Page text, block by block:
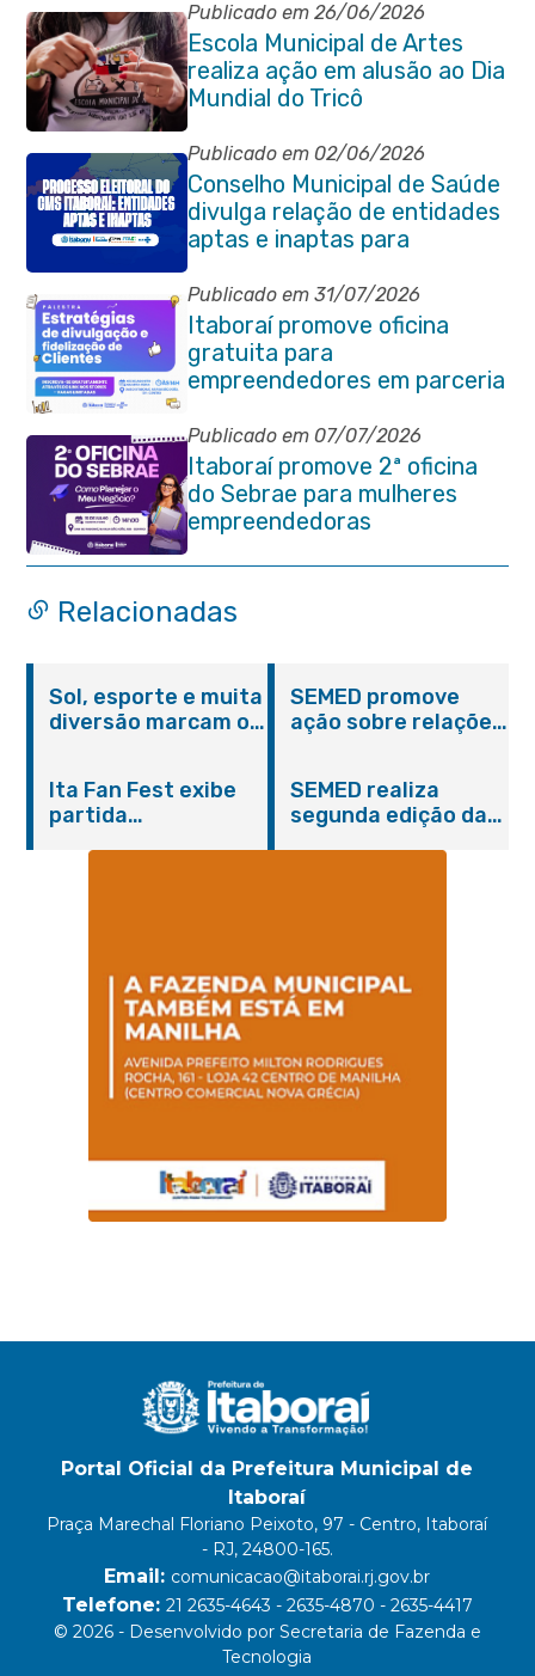
Publicado em 26/06/2026
Escola Municipal de Artes
realiza ação em alusão ao Dia
Mundial do Tricô
Publicado em 02/06/2026
Conselho Municipal de Saúde
divulga relação de entidades
aptas e inaptas para
processo eleitoral do
quadriênio 2026-2030
Publicado em 31/07/2026
Itaboraí promove oficina
gratuita para
empreendedores em parceria
Publicado em 07/07/2026
Itaboraí promove 2ª oficina
do Sebrae para mulheres
empreendedoras
Relacionadas
Sol, esporte e muita
diversão marcam o
Domingo no Parque
Paleontológico
SEMED promove
ação sobre relações
Ita Fan Fest exibe
partida
SEMED realiza
segunda edição da
Portal Oficial da Prefeitura Municipal de
Itaboraí
Praça Marechal Floriano Peixoto, 97 - Centro, Itaboraí
- RJ, 24800-165.
Email: comunicacao@itaborai.rj.gov.br
Telefone: 21 2635-4643 - 2635-4870 - 2635-4417
© 2026 - Desenvolvido por Secretaria de Fazenda e
Tecnologia